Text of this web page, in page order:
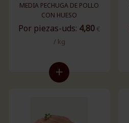
MEDIA PECHUGA DE POLLO
CON HUESO
Por piezas-uds: 4,80 €
/ kg